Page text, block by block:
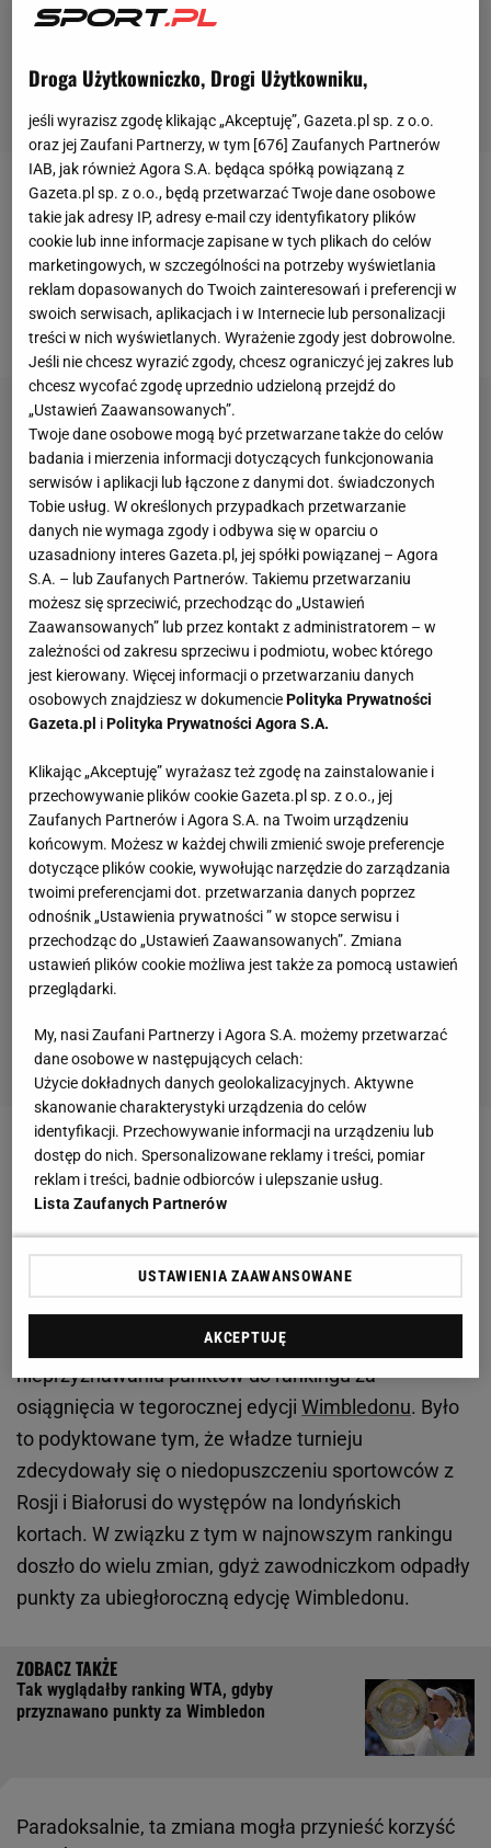
Iga Świątekzdominowała kobiecy tenis w tym roku.
W ostatnich miesiącach wygrała sześć turniejów -
najwięcej spośród zawodniczek w całym tourze. Ma
to rzecz jasna przełożenie na rankingWTA, w którym
Polka utrzymuje ogromną przewagę.
Zobacz wideoTajemnica kortów Wimbledonu.
Dlaczego tak bardzo różnią się od innych?
Najnowszy ranking WTA. Iga Świątek wciąż
pierwsza, Ons Jabeur spada na piąte miejsce
oraz ATP podjęły decyzję o
nieprzyznawaniu punktów do rankingu za
osiągnięcia w tegorocznej edycji Wimbledonu. Było
to podyktowane tym, że władze turnieju
zdecydowały się o niedopuszczeniu sportowców z
Rosji i Białorusi do występów na londyńskich
kortach. W związku z tym w najnowszym rankingu
doszło do wielu zmian, gdyż zawodniczkom odpadły
punkty za ubiegłoroczną edycję Wimbledonu.
Tak wyglądałby ranking WTA, gdyby
przyznawano punkty za Wimbledon
Paradoksalnie, ta zmiana mogła przynieść korzyść
Droga Użytkowniczko, Drogi Użytkowniku,
jeśli wyrazisz zgodę klikając „Akceptuję”, Gazeta.pl sp. z o.o.
oraz jej Zaufani Partnerzy, w tym [676] Zaufanych Partnerów
IAB, jak również Agora S.A. będąca spółką powiązaną z
Gazeta.pl sp. z o.o., będą przetwarzać Twoje dane osobowe
takie jak adresy IP, adresy e-mail czy identyfikatory plików
cookie lub inne informacje zapisane w tych plikach do celów
marketingowych, w szczególności na potrzeby wyświetlania
reklam dopasowanych do Twoich zainteresowań i preferencji w
swoich serwisach, aplikacjach i w Internecie lub personalizacji
treści w nich wyświetlanych. Wyrażenie zgody jest dobrowolne.
Jeśli nie chcesz wyrazić zgody, chcesz ograniczyć jej zakres lub
chcesz wycofać zgodę uprzednio udzieloną przejdź do
„Ustawień Zaawansowanych”.
Twoje dane osobowe mogą być przetwarzane także do celów
badania i mierzenia informacji dotyczących funkcjonowania
serwisów i aplikacji lub łączone z danymi dot. świadczonych
Tobie usług. W określonych przypadkach przetwarzanie
danych nie wymaga zgody i odbywa się w oparciu o
uzasadniony interes Gazeta.pl, jej spółki powiązanej – Agora
S.A. – lub Zaufanych Partnerów. Takiemu przetwarzaniu
możesz się sprzeciwić, przechodząc do „Ustawień
Zaawansowanych” lub przez kontakt z administratorem – w
zależności od zakresu sprzeciwu i podmiotu, wobec którego
jest kierowany. Więcej informacji o przetwarzaniu danych
osobowych znajdziesz w dokumenciePolityka Prywatności
Gazeta.pl iPolityka Prywatności Agora S.A.
Klikając „Akceptuję” wyrażasz też zgodę na zainstalowanie i
przechowywanie plików cookie Gazeta.pl sp. z o.o., jej
Zaufanych Partnerów i Agora S.A. na Twoim urządzeniu
końcowym. Możesz w każdej chwili zmienić swoje preferencje
dotyczące plików cookie, wywołując narzędzie do zarządzania
twoimi preferencjami dot. przetwarzania danych poprzez
odnośnik „Ustawienia prywatności ” w stopce serwisu i
przechodząc do „Ustawień Zaawansowanych”. Zmiana
ustawień plików cookie możliwa jest także za pomocą ustawień
przeglądarki.
My, nasi Zaufani Partnerzy i Agora S.A. możemy przetwarzać
dane osobowe w następujących celach:
Użycie dokładnych danych geolokalizacyjnych. Aktywne
skanowanie charakterystyki urządzenia do celów
identyfikacji. Przechowywanie informacji na urządzeniu lub
dostęp do nich. Spersonalizowane reklamy i treści, pomiar
reklam i treści, badnie odbiorców i ulepszanie usług.
Lista Zaufanych Partnerów
USTAWIENIA ZAAWANSOWANE
AKCEPTUJĘ